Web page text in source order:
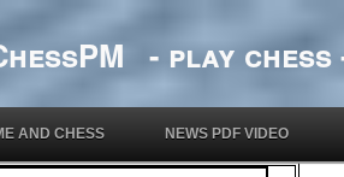
- play
AND CHESS NEWS PDF VIDEO